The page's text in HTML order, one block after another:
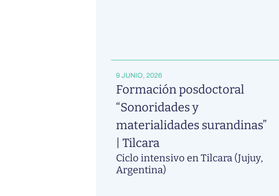
9 JUNIO, 2026
Formación posdoctoral
“Sonoridades y
materialidades surandinas”
| Tilcara
Ciclo intensivo en Tilcara (Jujuy,
Argentina)